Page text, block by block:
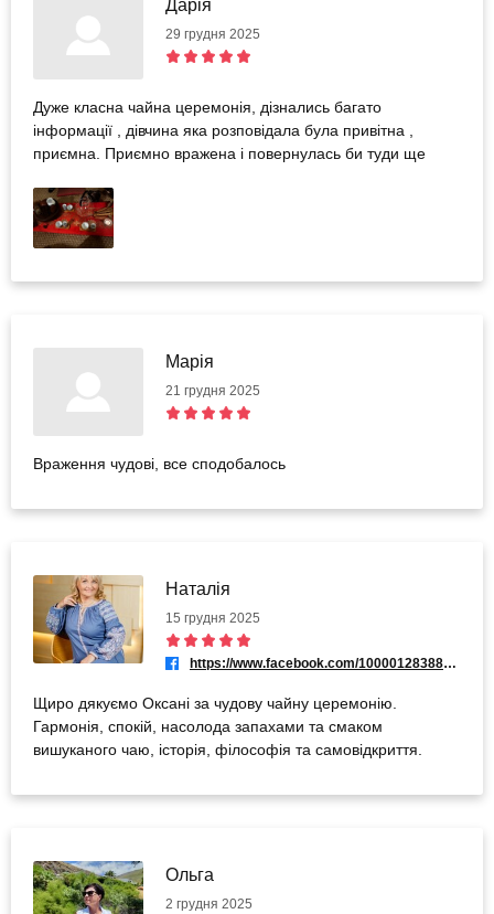
Дарія
29 грудня 2025
Дуже класна чайна церемонія, дізнались багато
інформації , дівчина яка розповідала була привітна ,
приємна. Приємно вражена і повернулась би туди ще
Марія
21 грудня 2025
Враження чудові, все сподобалось
Наталія
15 грудня 2025
https://www.facebook.com/100001283887809
Щиро дякуємо Оксані за чудову чайну церемонію.
Гармонія, спокій, насолода запахами та смаком
вишуканого чаю, історія, філософія та самовідкриття.
Ольга
2 грудня 2025